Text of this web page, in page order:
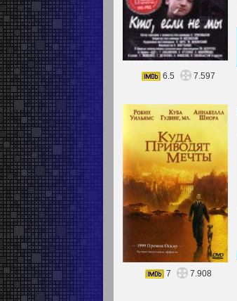
6.5
7.597
7
7.908